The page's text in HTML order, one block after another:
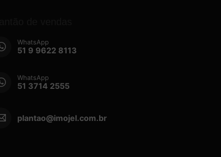
WhatsApp
51 9 9622 8113
WhatsApp
51 3714 2555
plantao@imojel.com.br